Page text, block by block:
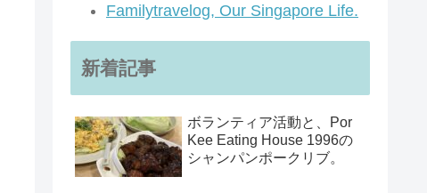
Familytravelog, Our Singapore Life.
新着記事
ボランティア活動と、Por
Kee Eating House 1996の
シャンパンポークリブ。